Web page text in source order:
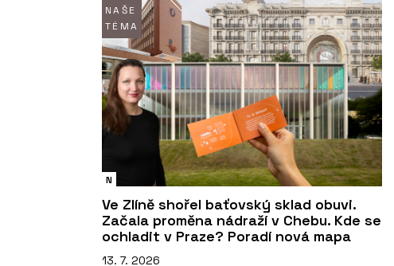
NAŠE
TÉMA
N
Ve Zlíně shořel baťovský sklad obuvi.
Začala proměna nádraží v Chebu. Kde se
ochladit v Praze? Poradí nová mapa
13. 7. 2026